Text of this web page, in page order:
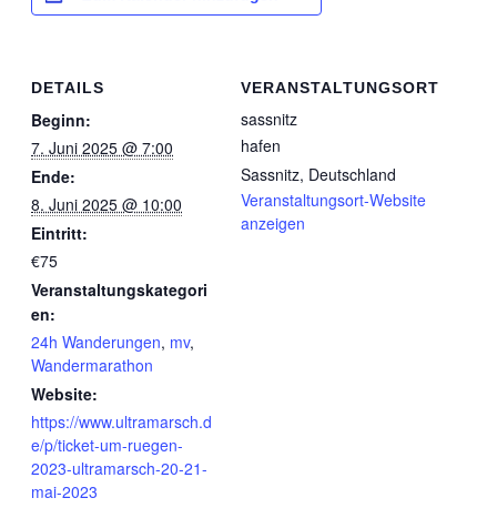
DETAILS
Beginn:
7. Juni 2025 @ 7:00
Ende:
8. Juni 2025 @ 10:00
Eintritt:
€75
Veranstaltungskategori
en:
24h Wanderungen, mv,
Wandermarathon
Website:
https://www.ultramarsch.d
e/p/ticket-um-ruegen-
2023-ultramarsch-20-21-
mai-2023
VERANSTALTUNGSORT
sassnitz
hafen
Sassnitz, Deutschland
Veranstaltungsort-Website
anzeigen